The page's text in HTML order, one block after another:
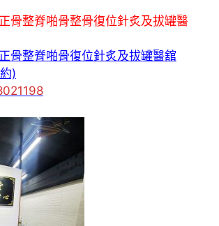
骨整脊啪骨整骨復位針炙及拔罐醫
骨整脊啪骨復位針炙及拔罐醫舘
)